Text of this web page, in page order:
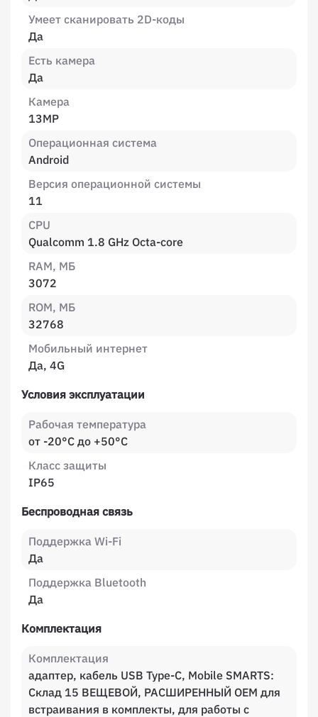
Умеет сканировать 2D-коды
Да
Есть камера
Да
Камера
13MP
Операционная система
Android
Версия операционной системы
11
CPU
Qualcomm 1.8 GHz Octa-core
RAM, МБ
3072
ROM, МБ
32768
Мобильный интернет
Да, 4G
Условия эксплуатации
Рабочая температура
от -20°C до +50°C
Класс защиты
IP65
Беспроводная связь
Поддержка Wi-Fi
Да
Поддержка Bluetooth
Да
Комплектация
Комплектация
адаптер, кабель USB Type-C, Mobile SMARTS:
Склад 15 ВЕЩЕВОЙ, РАСШИРЕННЫЙ OEM для
встраивания в комплекты, для работы с